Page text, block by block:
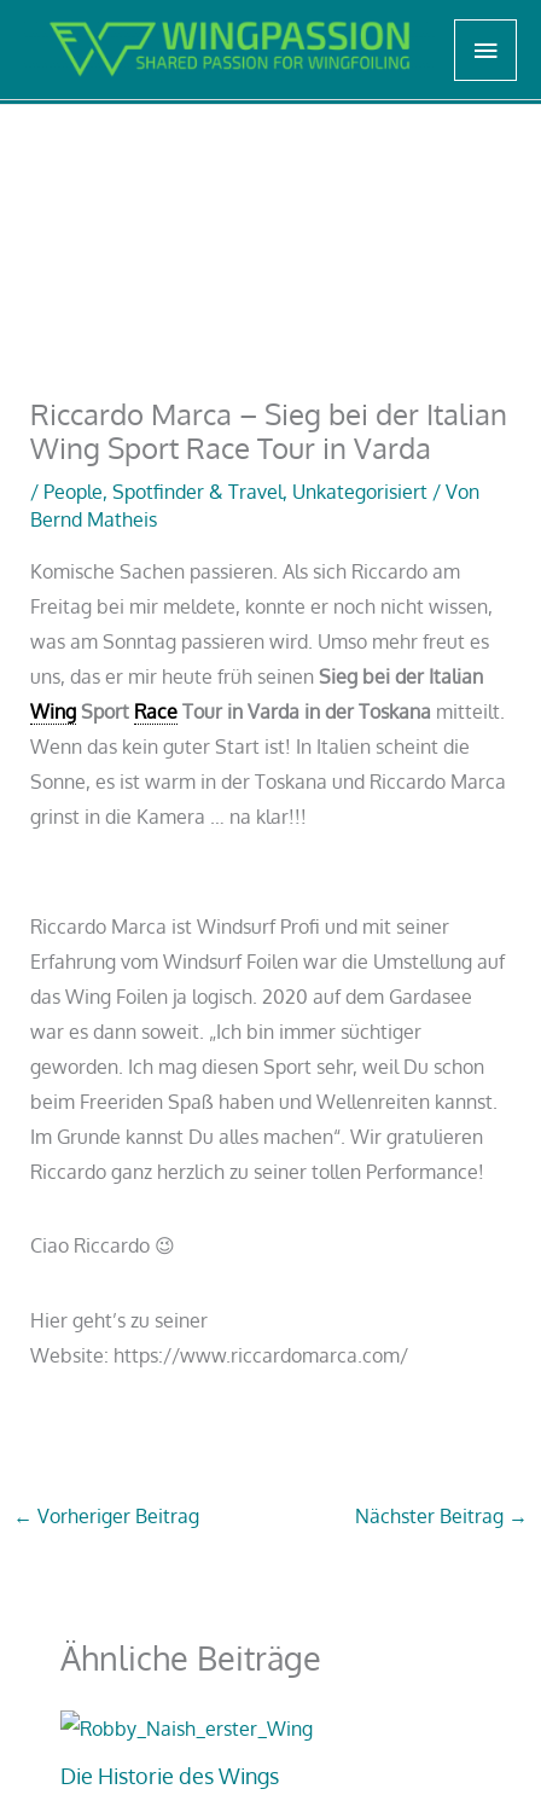
Start
Unkategorisiert
Riccardo Marca – Sieg bei der Italian Wing Sport Race
Tour in Varda
Riccardo Marca – Sieg bei der Italian
Wing Sport Race Tour in Varda
/ People,Spotfinder & Travel, Unkategorisiert / Von
Bernd Matheis
Komische Sachen passieren. Als sich Riccardo am
Freitag bei mir meldete, konnte er noch nicht wissen,
was am Sonntag passieren wird. Umso mehr freut es
uns, das er mir heute früh seinenSieg bei der Italian
WingSport RaceTour in Varda in der Toskana mitteilt.
Wenn das kein guter Start ist! In Italien scheint die
Sonne, es ist warm in der Toskana und Riccardo Marca
grinst in die Kamera … na klar!!!
Riccardo Marca ist Windsurf Profi und mit seiner
Erfahrung vom Windsurf Foilen war die Umstellung auf
das Wing Foilen ja logisch. 2020 auf dem Gardasee
war es dann soweit. „Ich bin immer süchtiger
geworden. Ich mag diesen Sport sehr, weil Du schon
beim Freeriden Spaß haben und Wellenreiten kannst.
Im Grunde kannst Du alles machen“. Wir gratulieren
Riccardo ganz herzlich zu seiner tollen Performance!
Ciao Riccardo 😉
Hier geht’s zu seiner
Website: https://www.riccardomarca.com/
← Vorheriger Beitrag Nächster Beitrag →
Ähnliche Beiträge
Die Historie des Wings